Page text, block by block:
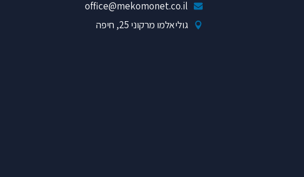
office@mekomonet.co.il
גוליאלמו מרקוני 25, חיפה